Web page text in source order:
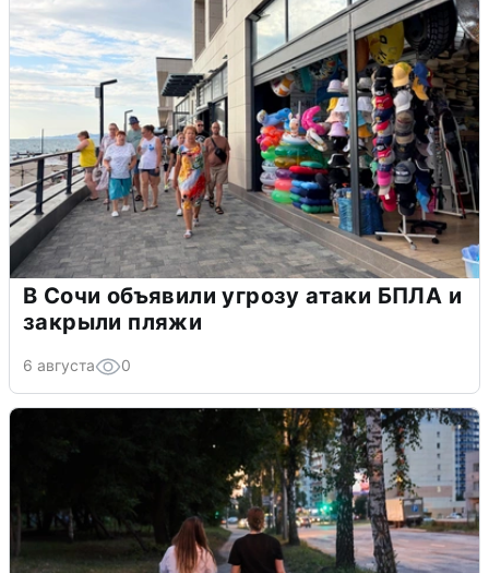
В Сочи объявили угрозу атаки БПЛА и
закрыли пляжи
6 августа 0